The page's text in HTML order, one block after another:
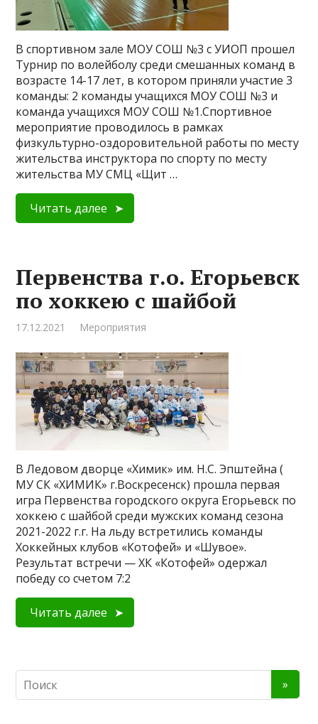
В спортивном зале МОУ СОШ №3 с УИОП прошел
Турнир по волейболу среди смешанных команд в
возрасте 14-17 лет, в котором приняли участие 3
команды: 2 команды учащихся МОУ СОШ №3 и
команда учащихся МОУ СОШ №1.Спортивное
мероприятие проводилось в рамках
физкультурно-оздоровительной работы по месту
жительства инструктора по спорту по месту
жительства МУ СМЦ «Щит …
Читать далее
Первенства г.о. Егорьевск
по хоккею с шайбой
17.12.2021 Мероприятия
В Ледовом дворце «Химик» им. Н.С. Эпштейна (
МУ СК «ХИМИК» г.Воскресенск) прошла первая
игра Первенства городского округа Егорьевск по
хоккею с шайбой среди мужских команд сезона
2021-2022 г.г. На льду встретились команды
Хоккейных клубов «Котофей» и «Шувое».
Результат встречи — ХК «Котофей» одержал
победу со счетом 7:2
Читать далее